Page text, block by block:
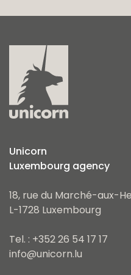
Unicorn
Luxembourg agency
18, rue du Marché-aux-
L-1728 Luxembourg
Tel. : +352 26 54 17 17
info@unicorn.lu